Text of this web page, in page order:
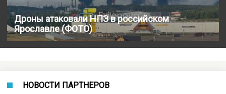
Дроны атаковали НПЗ в российском
Ярославле (ФОТО)
НОВОСТИ ПАРТНЕРОВ